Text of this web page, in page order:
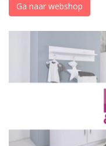
Ga naar webshop